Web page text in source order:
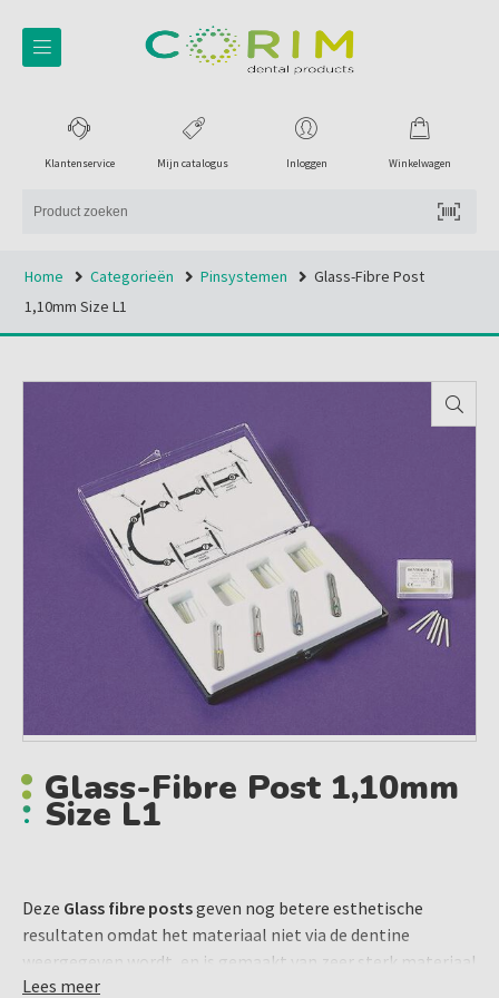
Winkelwagen
Inloggen
Mijn catalogus
Klantenservice
Home Categorieën Pinsystemen
Glass-Fibre Post
1,10mm Size L1
Glass-Fibre Post 1,10mm
Size L1
Deze Glass fibre postsgeven nog betere esthetische
resultaten omdat het materiaal niet via de dentine
weergegeven wordt, en is gemaakt van zeer sterk materiaal
met dezelfde elasticiteit als dentine. Dit maakt het
Lees meer